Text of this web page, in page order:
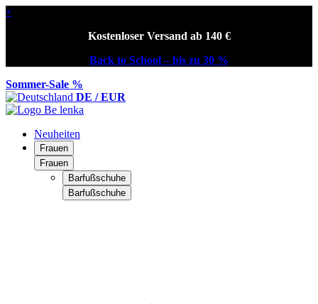
×
Kostenloser Versand ab 140 €
Back to School – bis zu 30 %
Sommer-Sale %
DE / EUR
Neuheiten
Frauen
Frauen
Barfußschuhe
Barfußschuhe